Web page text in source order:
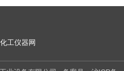
化工仪器网